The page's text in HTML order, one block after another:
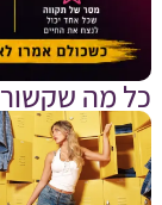
שקשור